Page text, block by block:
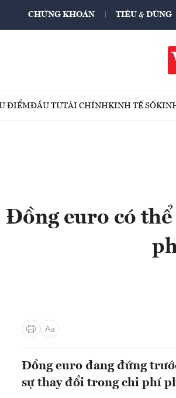
CHỨNG KHOÁN TIÊU & DÙNG
ĐIỂMĐẦU TƯTÀI CHÍNHKINH TẾ SỐ
Đồng euro có
Đồng euro đang đứng
sự thay đổi trong chi phí